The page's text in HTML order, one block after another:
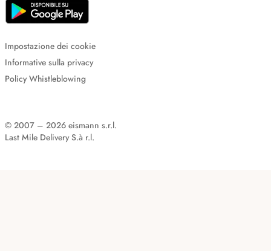
Impostazione dei cookie
Informative sulla privacy
Policy Whistleblowing
© 2007 – 2026 eismann s.r.l.
Last Mile Delivery S.à r.l.